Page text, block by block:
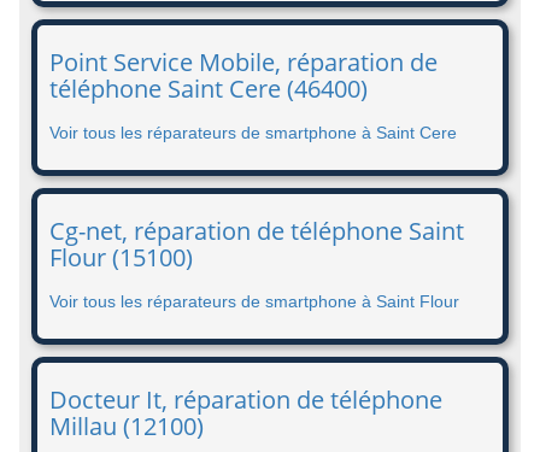
Point Service Mobile, réparation de
téléphone Saint Cere (46400)
Voir tous les réparateurs de smartphone à Saint Cere
Cg-net, réparation de téléphone Saint
Flour (15100)
Voir tous les réparateurs de smartphone à Saint Flour
Docteur It, réparation de téléphone
Millau (12100)